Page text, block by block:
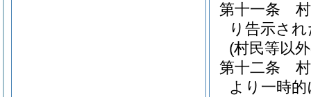
第十一条
り告示さ
(村民等以
第十二条
より一時